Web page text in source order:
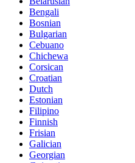
Bengali
Bosnian
Bulgarian
Cebuano
Chichewa
Corsican
Croatian
Dutch
Estonian
Filipino
Finnish
Frisian
Galician
Georgian